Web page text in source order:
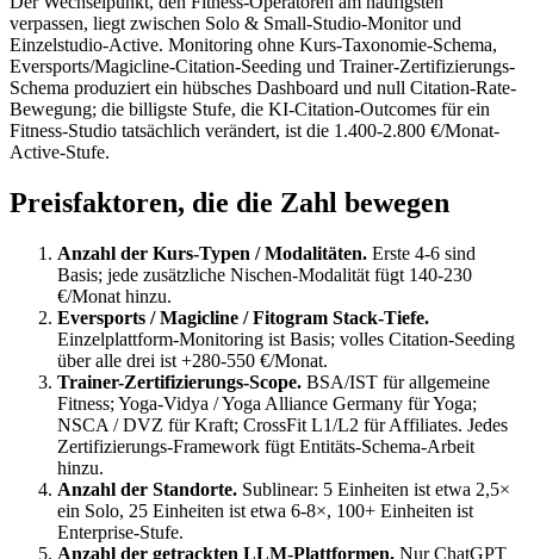
verpassen, liegt zwischen Solo & Small-Studio-Monitor und
Einzelstudio-Active. Monitoring ohne Kurs-Taxonomie-Schema,
Eversports/Magicline-Citation-Seeding und Trainer-Zertifizierungs-
Schema produziert ein hübsches Dashboard und null Citation-Rate-
Bewegung; die billigste Stufe, die KI-Citation-Outcomes für ein
Fitness-Studio tatsächlich verändert, ist die 1.400-2.800 €/Monat-
Active-Stufe.
Preisfaktoren, die die Zahl bewegen
Anzahl der Kurs-Typen / Modalitäten. Erste 4-6 sind
Basis; jede zusätzliche Nischen-Modalität fügt 140-230
€/Monat hinzu.
Eversports / Magicline / Fitogram Stack-Tiefe.
Einzelplattform-Monitoring ist Basis; volles Citation-Seeding
über alle drei ist +280-550 €/Monat.
Trainer-Zertifizierungs-Scope. BSA/IST für allgemeine
Fitness; Yoga-Vidya / Yoga Alliance Germany für Yoga;
NSCA / DVZ für Kraft; CrossFit L1/L2 für Affiliates. Jedes
Zertifizierungs-Framework fügt Entitäts-Schema-Arbeit
hinzu.
Anzahl der Standorte. Sublinear: 5 Einheiten ist etwa 2,5×
ein Solo, 25 Einheiten ist etwa 6-8×, 100+ Einheiten ist
Enterprise-Stufe.
Anzahl der getrackten LLM-Plattformen. Nur ChatGPT